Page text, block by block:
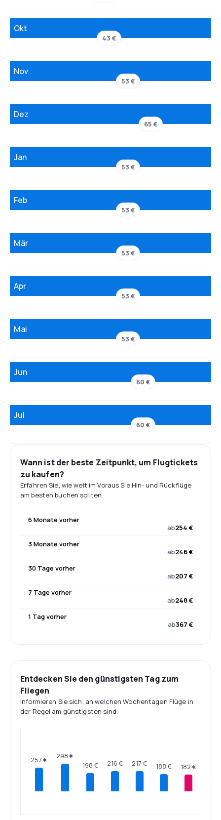
Okt
43 €
Nov
53 €
Dez
65 €
Jan
53 €
Feb
53 €
Mär
53 €
Apr
53 €
Mai
53 €
Jun
60 €
Jul
60 €
Wann ist der beste Zeitpunkt, um Flugtickets
zu kaufen?
Erfahren Sie, wie weit im Voraus Sie Hin- und Rückflüge
am besten buchen sollten.
6 Monate vorher
ab254 €
3 Monate vorher
ab246 €
30 Tage vorher
ab207 €
7 Tage vorher
ab248 €
1 Tag vorher
ab367 €
Entdecken Sie den günstigsten Tag zum
Fliegen
Informieren Sie sich, an welchen Wochentagen Flüge in
der Regel am günstigsten sind.
257 € 298 €
198 € 216 € 217 € 188 € 182 €